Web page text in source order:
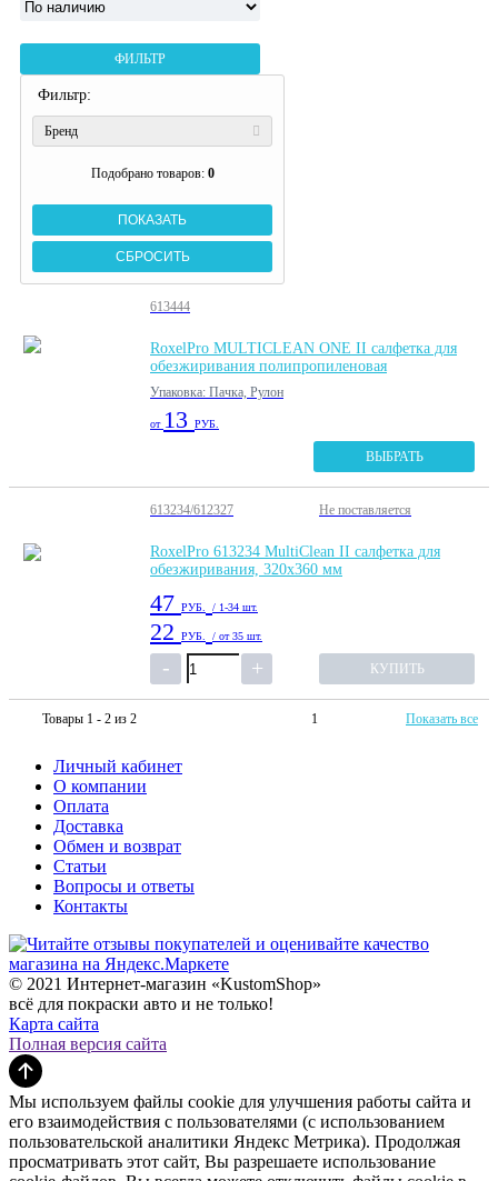
ФИЛЬТР
Фильтр:
Бренд
Подобрано товаров: 0
613444
RoxelPro MULTICLEAN ONE II салфетка для
обезжиривания полипропиленовая
Упаковка: Пачка, Рулон
от 13 РУБ.
ВЫБРАТЬ
613234/612327 Не поставляется
RoxelPro 613234 MultiClean II салфетка для
обезжиривания, 320х360 мм
47 РУБ. / 1-34 шт.
22 РУБ. / от 35 шт.
КУПИТЬ
Товары 1 - 2 из 2 1 Показать все
Личный кабинет
О компании
Оплата
Доставка
Обмен и возврат
Статьи
Вопросы и ответы
Контакты
© 2021 Интернет-магазин «KustomShop»
всё для покраски авто и не только!
Карта сайта
Полная версия сайта
Мы используем файлы cookie для улучшения работы сайта и
его взаимодействия с пользователями (с использованием
пользовательской аналитики Яндекс Метрика). Продолжая
просматривать этот сайт, Вы разрешаете использование